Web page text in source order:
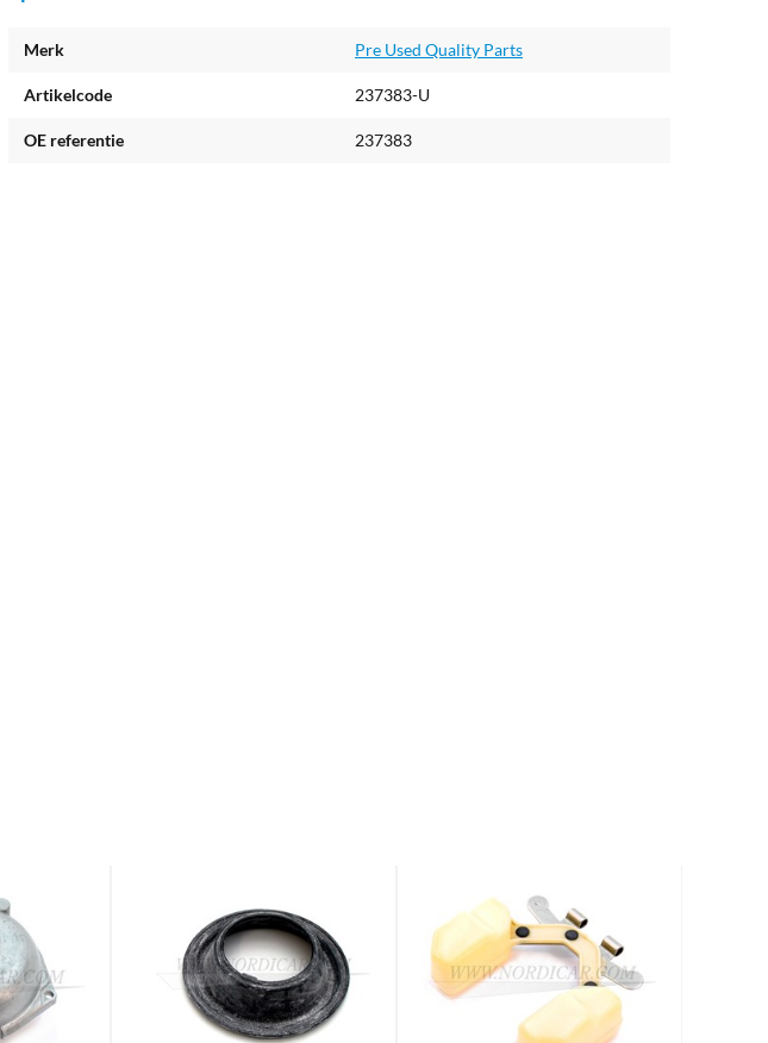
Merk Pre Used Quality Parts
Artikelcode 237383-U
OE referentie 237383